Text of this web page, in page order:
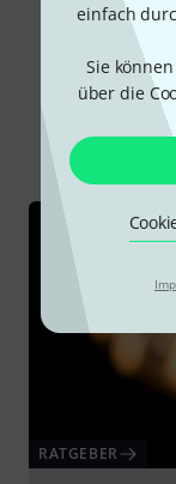
einfach
Sie
über die
RATGEBER